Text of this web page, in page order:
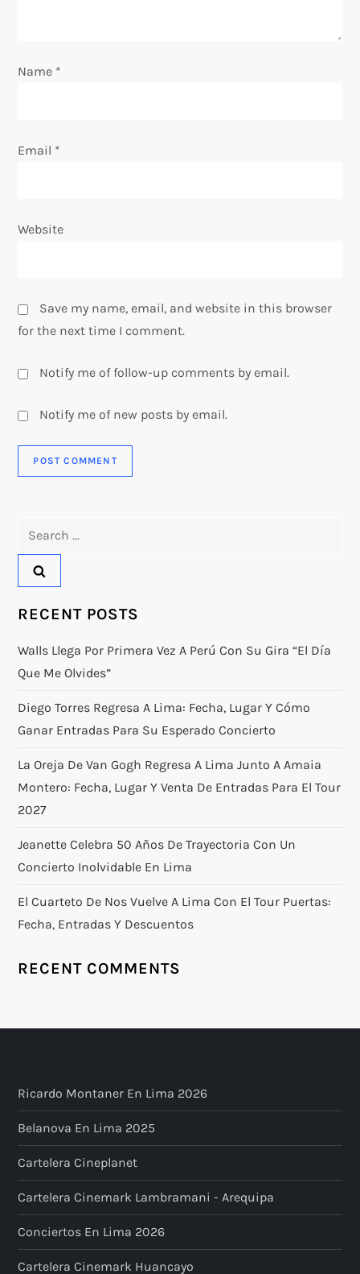
Name *
Email *
Website
Save my name, email, and website in this browser
for the next time I comment.
Notify me of follow-up comments by email.
Notify me of new posts by email.
RECENT POSTS
Walls Llega Por Primera Vez A Perú Con Su Gira “El Día
Que Me Olvides”
Diego Torres Regresa A Lima: Fecha, Lugar Y Cómo
Ganar Entradas Para Su Esperado Concierto
La Oreja De Van Gogh Regresa A Lima Junto A Amaia
Montero: Fecha, Lugar Y Venta De Entradas Para El Tour
2027
Jeanette Celebra 50 Años De Trayectoria Con Un
Concierto Inolvidable En Lima
El Cuarteto De Nos Vuelve A Lima Con El Tour Puertas:
Fecha, Entradas Y Descuentos
RECENT COMMENTS
Ricardo Montaner En Lima 2026
Belanova En Lima 2025
Cartelera Cineplanet
Cartelera Cinemark Lambramani - Arequipa
Conciertos En Lima 2026
Cartelera Cinemark Huancayo